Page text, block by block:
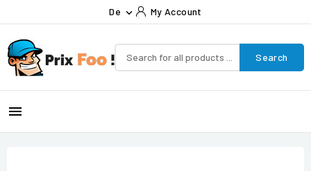
De  My Account
Search
